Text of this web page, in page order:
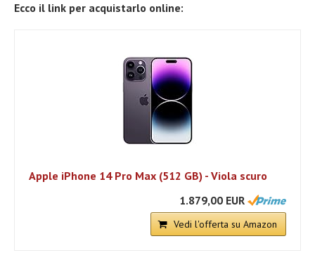
Ecco il link per acquistarlo online:
Apple iPhone 14 Pro Max (512 GB) - Viola scuro
1.879,00 EUR
Vedi l'offerta su Amazon